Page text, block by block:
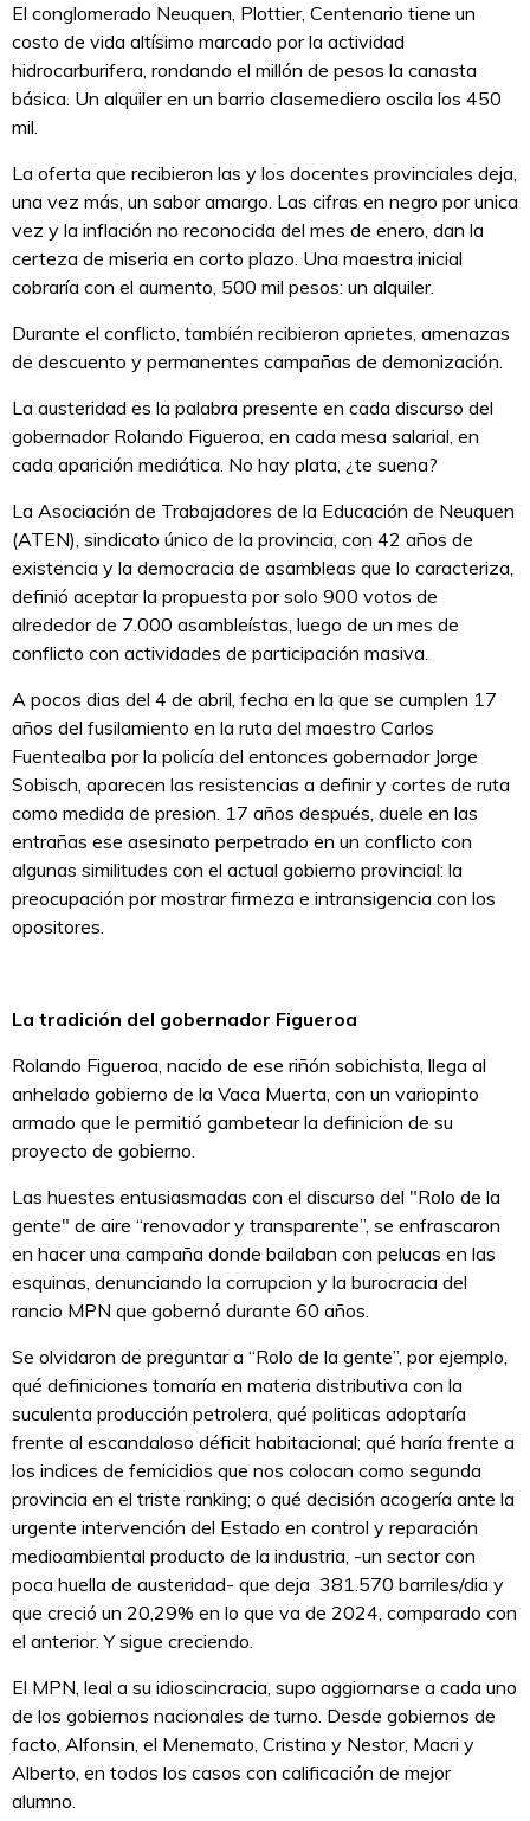
El conglomerado Neuquen, Plottier, Centenario tiene un
costo de vida altísimo marcado por la actividad
hidrocarburifera, rondando el millón de pesos la canasta
básica. Un alquiler en un barrio clasemediero oscila los 450
mil.
La oferta que recibieron las y los docentes provinciales deja,
una vez más, un sabor amargo. Las cifras en negro por unica
vez y la inflación no reconocida del mes de enero, dan la
certeza de miseria en corto plazo. Una maestra inicial
cobraría con el aumento, 500 mil pesos: un alquiler.
Durante el conflicto, también recibieron aprietes, amenazas
de descuento y permanentes campañas de demonización.
La austeridad es la palabra presente en cada discurso del
gobernador Rolando Figueroa, en cada mesa salarial, en
cada aparición mediática. No hay plata, ¿te suena?
La Asociación de Trabajadores de la Educación de Neuquen
(ATEN), sindicato único de la provincia, con 42 años de
existencia y la democracia de asambleas que lo caracteriza,
definió aceptar la propuesta por solo 900 votos de
alrededor de 7.000 asambleístas, luego de un mes de
conflicto con actividades de participación masiva.
A pocos dias del 4 de abril, fecha en la que se cumplen 17
años del fusilamiento en la ruta del maestro Carlos
Fuentealba por la policía del entonces gobernador Jorge
Sobisch, aparecen las resistencias a definir y cortes de ruta
como medida de presion. 17 años después, duele en las
entrañas ese asesinato perpetrado en un conflicto con
algunas similitudes con el actual gobierno provincial: la
preocupación por mostrar firmeza e intransigencia con los
opositores.
La tradición del gobernador Figueroa
Rolando Figueroa, nacido de ese riñón sobichista, llega al
anhelado gobierno de la Vaca Muerta, con un variopinto
armado que le permitió gambetear la definicion de su
proyecto de gobierno.
Las huestes entusiasmadas con el discurso del "Rolo de la
gente" de aire “renovador y transparente”, se enfrascaron
en hacer una campaña donde bailaban con pelucas en las
esquinas, denunciando la corrupcion y la burocracia del
rancio MPN que gobernó durante 60 años.
Se olvidaron de preguntar a “Rolo de la gente”, por ejemplo,
qué definiciones tomaría en materia distributiva con la
suculenta producción petrolera, qué politicas adoptaría
frente al escandaloso déficit habitacional; qué haría frente a
los indices de femicidios que nos colocan como segunda
provincia en el triste ranking; o qué decisión acogería ante la
urgente intervención del Estado en control y reparación
medioambiental producto de la industria, -un sector con
poca huella de austeridad- que deja 381.570 barriles/dia y
que creció un 20,29% en lo que va de 2024, comparado con
el anterior. Y sigue creciendo.
El MPN, leal a su idioscincracia, supo aggiornarse a cada uno
de los gobiernos nacionales de turno. Desde gobiernos de
facto, Alfonsin, el Menemato, Cristina y Nestor, Macri y
Alberto, en todos los casos con calificación de mejor
alumno.